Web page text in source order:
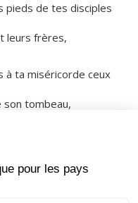
pieds de tes disciples
leurs frères,
à ta miséricorde ceux
tombeau,